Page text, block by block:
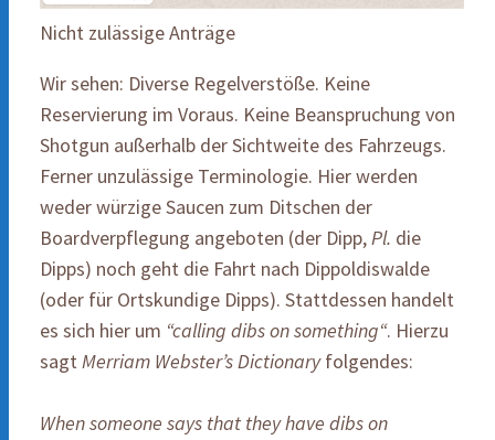
Nicht zulässige Anträge
Wir sehen: Diverse Regelverstöße. Keine
Reservierung im Voraus. Keine Beanspruchung von
Shotgun außerhalb der Sichtweite des Fahrzeugs.
Ferner unzulässige Terminologie. Hier werden
weder würzige Saucen zum Ditschen der
Boardverpflegung angeboten (der Dipp,Pl. die
Dipps) noch geht die Fahrt nach Dippoldiswalde
(oder für Ortskundige Dipps). Stattdessen handelt
es sich hier um “calling dibs on something“. Hierzu
sagtMerriam Webster’s Dictionaryfolgendes:
When someone says that they have dibs on